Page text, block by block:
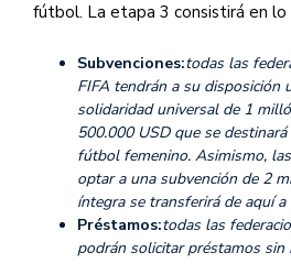
fútbol. La etapa 3 consistirá en lo
Subvenciones:todas las
FIFA tendrán a su disposición
solidaridad universal de 1
500.000 USD que se
fútbol femenino. Asimismo,
optar a una subvención de 2
íntegra se transferirá de aquí
Préstamos:todas las
podrán solicitar préstamos sin